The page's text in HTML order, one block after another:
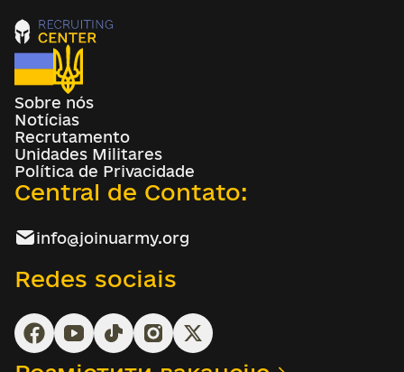
Sobre nós
Notícias
Recrutamento
Unidades Militares
Política de Privacidade
Central de Contato:
info@joinuarmy.org
Redes sociais